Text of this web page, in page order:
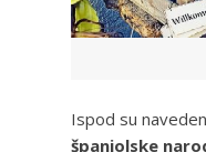
Ispod su
španjolske